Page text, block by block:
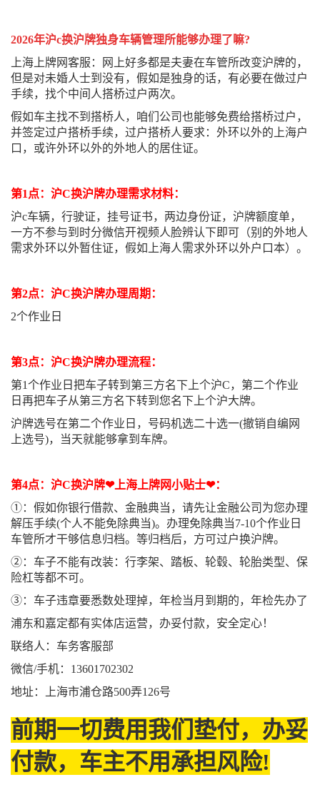
2026年沪c换沪牌独身车辆管理所能够办理了嘛?
上海上牌网客服：网上好多都是夫妻在车管所改变沪牌的，
但是对未婚人士到没有，假如是独身的话，有必要在做过户
手续，找个中间人搭桥过户两次。
假如车主找不到搭桥人，咱们公司也能够免费给搭桥过户，
并签定过户搭桥手续，过户搭桥人要求：外环以外的上海户
口，或许外环以外的外地人的居住证。
第1点：沪C换沪牌办理需求材料：
沪c车辆，行驶证，挂号证书，两边身份证，沪牌额度单，
一方不参与到时分微信开视频人脸辨认下即可（别的外地人
需求外环以外暂住证，假如上海人需求外环以外户口本）。
第2点：沪C换沪牌办理周期：
2个作业日
第3点：沪C换沪牌办理流程：
第1个作业日把车子转到第三方名下上个沪C，第二个作业
日再把车子从第三方名下转到您名下上个沪大牌。
沪牌选号在第二个作业日，号码机选二十选一(撤销自编网
上选号)，当天就能够拿到车牌。
第4点：沪C换沪牌❤上海上牌网小贴士❤：
①：假如你银行借款、金融典当，请先让金融公司为您办理
解压手续(个人不能免除典当)。办理免除典当7-10个作业日
车管所才干够信息归档。等归档后，方可过户换沪牌。
②：车子不能有改装：行李架、踏板、轮毂、轮胎类型、保
险杠等都不可。
③：车子违章要悉数处理掉，年检当月到期的，年检先办了
浦东和嘉定都有实体店运营，办妥付款，安全定心！
联络人：车务客服部
微信/手机：13601702302
地址：上海市浦仓路500弄126号
前期一切费用我们垫付，办妥
付款，车主不用承担风险!